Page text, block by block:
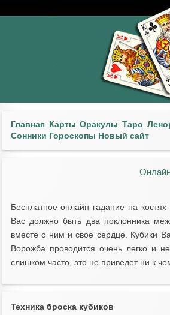
Главная Карты Оракулы Таро
Сонники Гороскопы Новый сайт
Бесплатное онлайн гадание на
Вас должно быть два поклонника
вместе с ним и свое сердце. Кубики
Ворожба проводится очень легко и
слишком часто, это не приведет ни к
Техника броска кубиков